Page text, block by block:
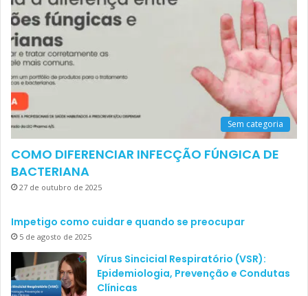
Sem categoria
COMO DIFERENCIAR INFECÇÃO FÚNGICA DE
BACTERIANA
27 de outubro de 2025
Impetigo como cuidar e quando se preocupar
5 de agosto de 2025
Vírus Sincicial Respiratório (VSR):
Epidemiologia, Prevenção e Condutas
Clínicas